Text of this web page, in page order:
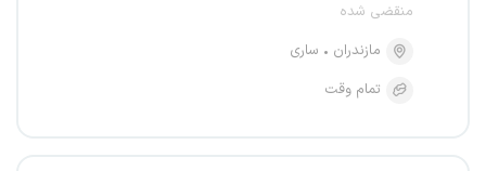
منقضی شده
مازندران
ساری
تمام وقت